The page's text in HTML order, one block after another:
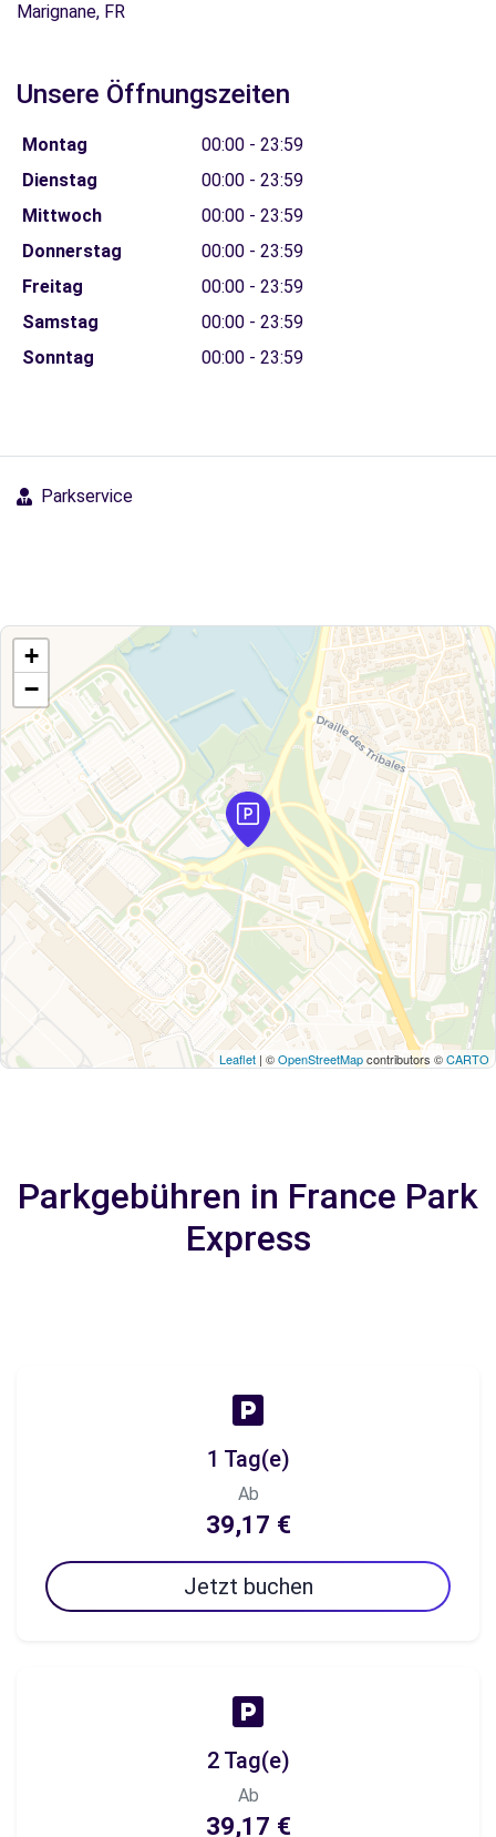
Marignane, FR
Unsere Öffnungszeiten
Montag
00:00 - 23:59
Dienstag
00:00 - 23:59
Mittwoch
00:00 - 23:59
Donnerstag
00:00 - 23:59
Freitag
00:00 - 23:59
Samstag
00:00 - 23:59
Sonntag
00:00 - 23:59
Parkservice
+
−
Leaflet | ©OpenStreetMapcontributors ©CARTO
Parkgebühren in France Park
Express
1 Tag(e)
Ab
39,17 €
Jetzt buchen
2 Tag(e)
Ab
39,17 €